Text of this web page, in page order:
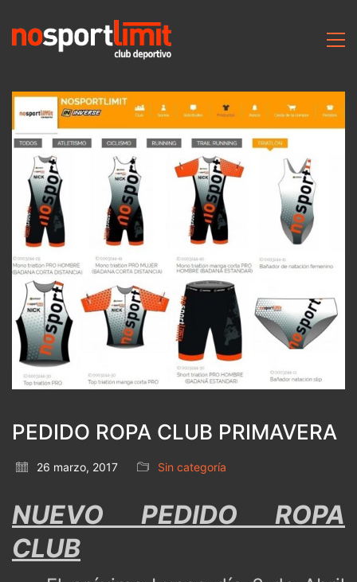
PEDIDO ROPA CLUB PRIMAVERA
26 marzo, 2017 Sin categoría
NUEVO PEDIDO ROPA
CLUB